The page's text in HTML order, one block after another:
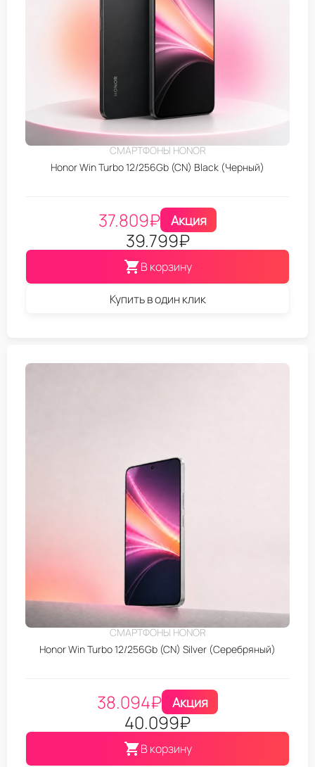
СМАРТФОНЫ HONOR
Honor Win Turbo 12/256Gb (CN) Black (Черный)
37.809₽ Акция
39.799₽
В корзину
Купить в один клик
СМАРТФОНЫ HONOR
Honor Win Turbo 12/256Gb (CN) Silver (Серебряный)
38.094₽ Акция
40.099₽
В корзину